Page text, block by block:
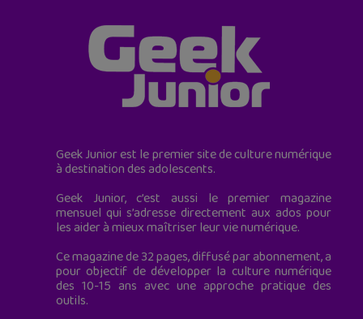
Geek Junior est le premier site de culture numérique
à destination des adolescents.
Geek Junior, c’est aussi le premier magazine
mensuel qui s’adresse directement aux ados pour
les aider à mieux maîtriser leur vie numérique.
Ce magazine de 32 pages, diffusé par abonnement, a
pour objectif de développer la culture numérique
des 10-15 ans avec une approche pratique des
outils.